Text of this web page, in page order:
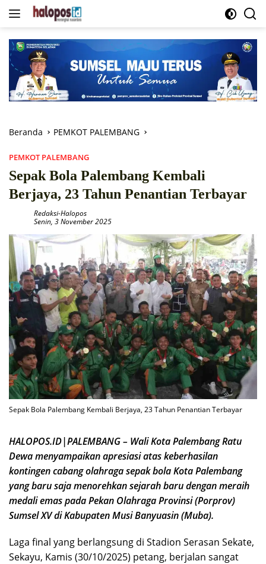
Langsung
Beranda PEMKOT PALEMBANG
PEMKOT PALEMBANG
Sepak Bola Palembang Kembali
Berjaya, 23 Tahun Penantian Terbayar
Redaksi-Halopos
Senin, 3 November 2025
Sepak Bola Palembang Kembali Berjaya, 23 Tahun Penantian Terbayar
HALOPOS.ID|PALEMBANG – Wali Kota Palembang Ratu
Dewa menyampaikan apresiasi atas keberhasilan
kontingen cabang olahraga sepak bola Kota Palembang
yang baru saja menorehkan sejarah baru dengan meraih
medali emas pada Pekan Olahraga Provinsi (Porprov)
Sumsel XV di Kabupaten Musi Banyuasin (Muba).
Laga final yang berlangsung di Stadion Serasan Sekate,
Sekayu, Kamis (30/10/2025) petang, berjalan sangat